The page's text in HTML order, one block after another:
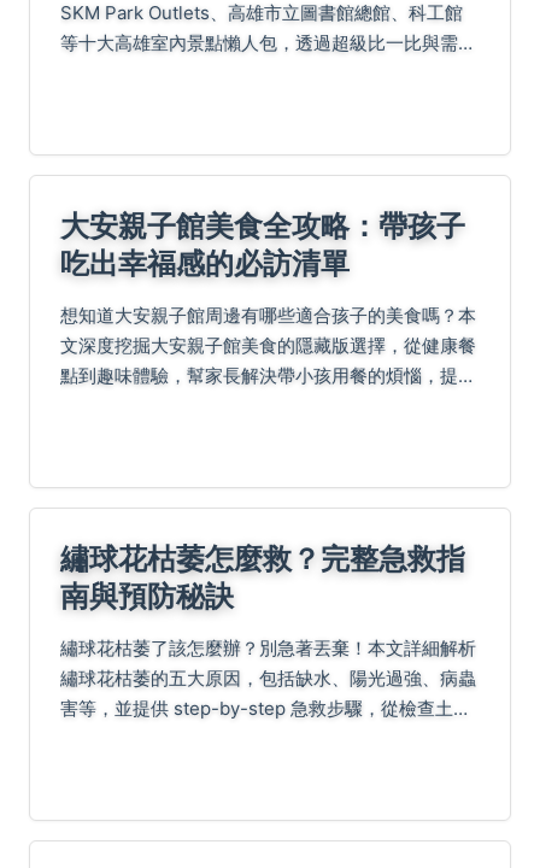
SKM Park Outlets、高雄市立圖書館總館、科工館
等十大高雄室內景點懶人包，透過超級比一比與需求
大安親子館美食全攻略：帶孩子
吃出幸福感的必訪清單
想知道大安親子館周邊有哪些適合孩子的美食嗎？本
文深度挖掘大安親子館美食的隱藏版選擇，從健康餐
點到趣味體驗，幫家長解決帶小孩用餐的煩惱，提供
繡球花枯萎怎麼救？完整急救指
南與預防秘訣
繡球花枯萎了該怎麼辦？別急著丟棄！本文詳細解析
繡球花枯萎的五大原因，包括缺水、陽光過強、病蟲
害等，並提供 step-by-step 急救步驟，從檢查土壤